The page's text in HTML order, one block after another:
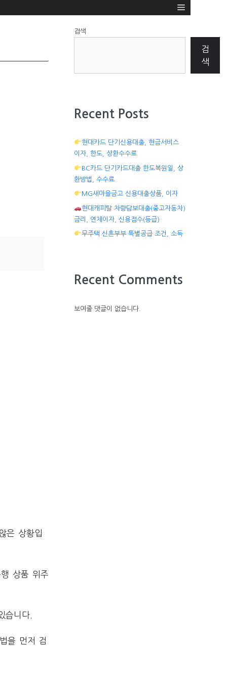
은 상황입
상품 위주
습니다.
을 먼저 검
검색
검
색
Recent Posts
현대카드 단기신용대출, 현금서비스
이자, 한도, 상환수수료
BC카드 단기카드대출 한도복원일, 상
환방법, 수수료
MG새마을금고 신용대출상품, 이자
현대캐피탈 차량담보대출(중고자동차)
금리, 연체이자, 신용점수(등급)
무주택 신혼부부 특별공급 조건, 소득
Recent Comments
보여줄 댓글이 없습니다.